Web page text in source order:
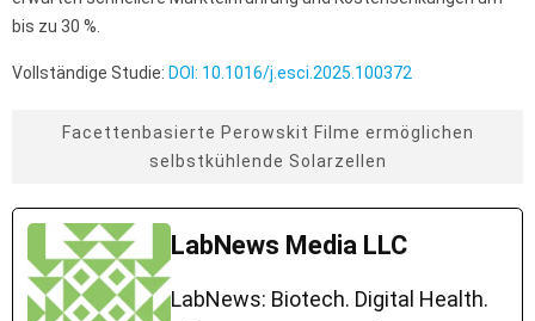
bis zu 30 %.
Vollständige Studie: DOI: 10.1016/j.esci.2025.100372
Facettenbasierte Perowskit Filme ermöglichen
selbstkühlende Solarzellen
LabNews Media LLC
LabNews: Biotech. Digital Health.